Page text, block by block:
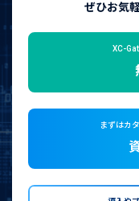
ぜひお気
XC-
まずはカ